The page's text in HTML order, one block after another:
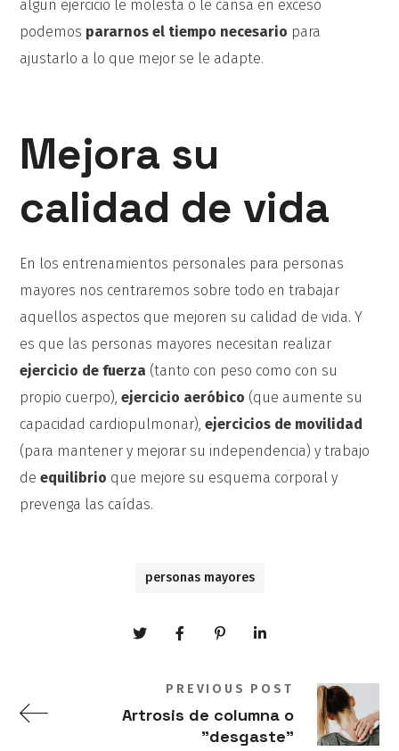
algún ejercicio le molesta o le cansa en exceso
podemos pararnos el tiempo necesario para
ajustarlo a lo que mejor se le adapte.
Mejora su
calidad de vida
En los entrenamientos personales para personas
mayores nos centraremos sobre todo en trabajar
aquellos aspectos que mejoren su calidad de vida. Y
es que las personas mayores necesitan realizar
ejercicio de fuerza (tanto con peso como con su
propio cuerpo),ejercicio aeróbico (que aumente su
capacidad cardiopulmonar),ejercicios de movilidad
(para mantener y mejorar su independencia) y trabajo
deequilibrio que mejore su esquema corporal y
prevenga las caídas.
personas mayores
PREVIOUS POST
Artrosis de columna o
"desgaste"